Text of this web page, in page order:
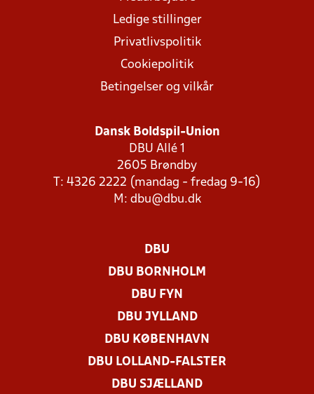
Ledige stillinger
Privatlivspolitik
Cookiepolitik
Betingelser og vilkår
Dansk Boldspil-Union
DBU Allé 1
2605 Brøndby
T: 4326 2222 (mandag - fredag 9-16)
M: dbu@dbu.dk
DBU
DBU BORNHOLM
DBU FYN
DBU JYLLAND
DBU KØBENHAVN
DBU LOLLAND-FALSTER
DBU SJÆLLAND